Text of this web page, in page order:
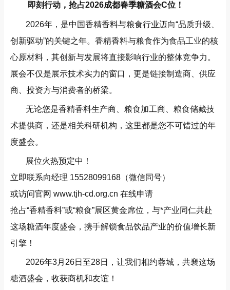
即刻行动，抢占2026成都春季糖酒会C位！
2026年，是中国香精香料与粮食行业迈向“品质升级、
创新驱动”的关键之年。香精香料与粮食作为食品工业的核
心原材料，其创新与发展将直接影响行业的整体竞争力。
展会不仅是展示技术实力的窗口，更是链接制造商、供应
商、投资方与消费者的桥梁。
无论您是香精香料生产商、粮食加工商、粮食储藏技
术提供商，还是相关科研机构，这里都是您不可错过的年
度盛会。
展位火热预定中！
立即联系向经理 15528099168（微信同号）
或访问官网 www.tjh-cd.org.cn 在线申请
抢占“香精香料”或“粮食”展区黄金席位，与*产业同仁共赴
这场糖酒年度盛会，携手解锁食品饮品产业的价值增长新
引擎！
2026年3月26日至28日，让我们相约蓉城，共襄这场
糖酒盛会，收获商机和友谊！